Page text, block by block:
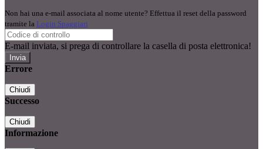
Non hai una e-mail associata al nome utente? Effettua il reset della password
tramite la Login Spaggiari
E-mail inviata, si prega di controllare la casella di posta elettronica!
Errore
Chiudi
Successo
Chiudi
Informazione